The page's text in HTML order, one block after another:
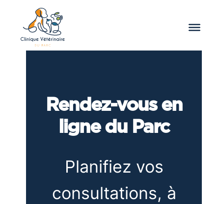
Rendez-vous en
ligne du Parc
Planifiez vos
consultations, à